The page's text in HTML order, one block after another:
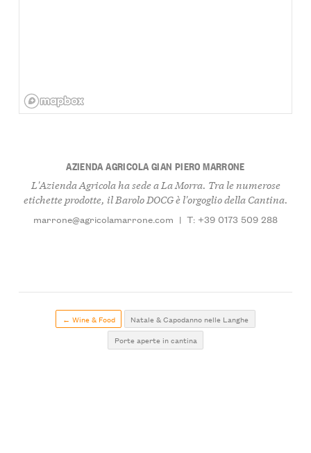
AZIENDA AGRICOLA GIAN PIERO MARRONE
L'Azienda Agricola ha sede a La Morra. Tra le numerose
etichette prodotte, il Barolo DOCG è l'orgoglio della Cantina.
marrone@agricolamarrone.com | T: +39 0173 509 288
← Wine & Food
Natale & Capodanno nelle Langhe
Porte aperte in cantina